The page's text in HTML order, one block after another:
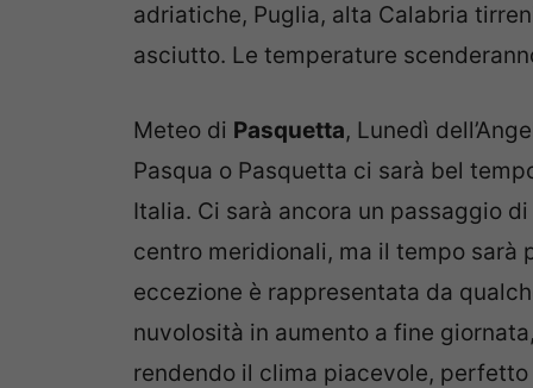
adriatiche, Puglia, alta Calabria
asciutto. Le temperature
Meteo di Pasquetta, Lunedì
Pasqua o Pasquetta ci sarà bel
Italia. Ci sarà ancora un passaggio
centro meridionali, ma il tempo sarà
eccezione è rappresentata da
nuvolosità in aumento a fine
rendendo il clima piacevole,